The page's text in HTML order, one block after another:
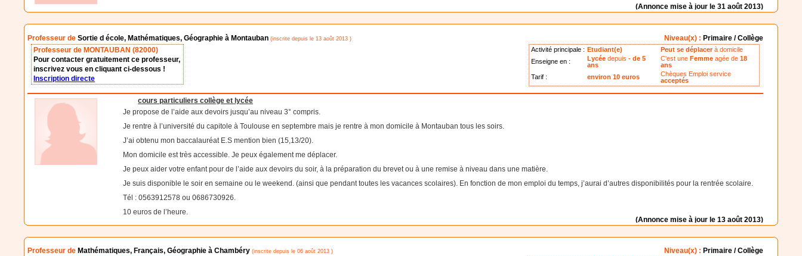
(Annonce mise à jour le 31 août 2013)
Professeur deSortie d école, Mathématiques, Géographie à Montauban (inscrite depuis le 13 août 2013 ) Niveau(x) : Primaire / Collège
Activité principale : Etudiant(e) Peut se déplacerà domicile
Enseigne en :
Lycée depuis- de 5
ans
C'est uneFemme agée de18
ans
Tarif :
environ 10 euros
Chèques Emploi service
acceptés
Professeur de MONTAUBAN (82000)
Pour contacter gratuitement ce professeur,
inscrivez vous en cliquant ci-dessous !
Inscription directe
cours particuliers collège et lycée
Je propose de l’aide aux devoirs jusqu’au niveau 3° compris.
Je rentre à l’université du capitole à Toulouse en septembre mais je rentre à mon domicile à Montauban tous les soirs.
J’ai obtenu mon baccalauréat E.S mention bien (15,13/20).
Mon domicile est très accessible. Je peux également me déplacer.
Je peux aider votre enfant pour de l’aide aux devoirs du soir, à la préparation du brevet ou à une remise à niveau dans une matière.
Je suis disponible le soir en semaine ou le weekend. (ainsi que pendant toutes les vacances scolaires). En fonction de mon emploi du temps, j’aurai d’autres disponibilités pour la rentrée scolaire.
Tél : 0563912578 ou 0686730926.
10 euros de l’heure.
(Annonce mise à jour le 13 août 2013)
Professeur de Mathématiques, Français, Géographie à Chambéry (inscrite depuis le 06 août 2013 ) Niveau(x) : Primaire / Collège